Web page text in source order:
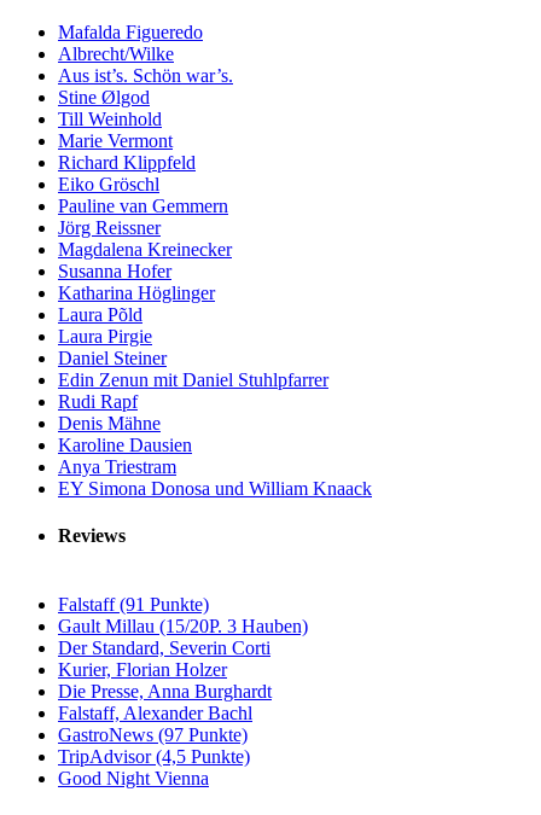
Mafalda Figueredo
Albrecht/Wilke
Aus ist’s. Schön war’s.
Stine Ølgod
Till Weinhold
Marie Vermont
Richard Klippfeld
Eiko Gröschl
Pauline van Gemmern
Jörg Reissner
Magdalena Kreinecker
Susanna Hofer
Katharina Höglinger
Laura Põld
Laura Pirgie
Daniel Steiner
Edin Zenun mit Daniel Stuhlpfarrer
Rudi Rapf
Denis Mähne
Karoline Dausien
Anya Triestram
EY Simona Donosa und William Knaack
Reviews
Falstaff (91 Punkte)
Gault Millau (15/20P. 3 Hauben)
Der Standard, Severin Corti
Kurier, Florian Holzer
Die Presse, Anna Burghardt
Falstaff, Alexander Bachl
GastroNews (97 Punkte)
TripAdvisor (4,5 Punkte)
Good Night Vienna